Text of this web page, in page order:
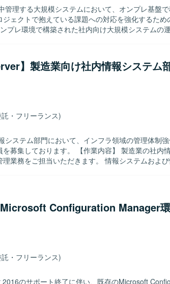
管理する大規模システムにおいて、オンプレ基盤
ェクトで抱えている課題への対応を強化するため
運用上の課題・問題を抽出し、運用改善策の検討お
を用いた仮想基盤の設計・構築・運用・保守を行
更改に対応していただきます。 Ansibleなどの自
化を検討・設計・実装していただきます。 【求める人物
係者と連携しながら改善を推進していただける方
バーを取りまとめ、報告・連絡・相談を適切に行
す。 複数のミドルウェアやインフラ技術に対して
向きに取り組んでいただける方が望ましいです。 【ポ
金管理システムのインフラ全体に関わることがで
善まで幅広い経験を積むことができます。 リーダ
善推進やメンバーの牽引など上流から関与できる
プレ環境上でvSphere6.5を利用した仮想基盤を運
Apache、Tomcat、Weblogic ver14、IIS、SVF、
やJP1を使用し、TrendMicro関連製品によ
タベースはExadata上のOracle Rac 19cを利用して
用しております。
】製造業向け社内情報システム
・フリーランス)
システム部門において、インフラ領域の管理体制
業内容】 製造業の社内情報システム
業務をご担当いただきます。 情報システムおよ
保守をご対応いただきます。 L2/L3、VLAN、冗長
当いただきます。 VMware/Hyper-Vを用いた仮想基
DirectoryやAzure ADなどの認証基盤設計をご担
などの基盤システム刷新に携わっていただきます
対応などのセキュリティ対策の維持・強化を行っ
要件定義、進捗管理などのマネジメント業務を行
よび業務推進を行っていただきます。 【求める人物像】
とに意欲があり、サーバやネットワークの要件定義
る方を求めております。 ベンダーや業務部門との
Microsoft Configuration Manager
・フリーランス)
2016のサポート終了に伴い、既存のMicrosoft